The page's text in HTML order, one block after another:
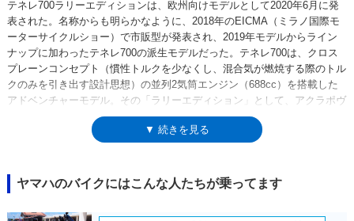
テネレ700ラリーエディションは、欧州向けモデルとして2020年6月に発
表された。名称からも明らかなように、2018年のEICMA（ミラノ国際モ
ーターサイクルショー）で市販型が発表され、2019年モデルからライン
ナップに加わったテネレ700の派生モデルだった。テネレ700は、クロス
プレーンコンセプト（慣性トルクを少なくし、混合気が燃焼する際のトル
クのみを引き出す設計思想）の並列2気筒エンジン（688cc）を搭載した
アドベンチャーモデル。その「ラリーエディション」として、アクラポヴ
ィッチ製のスリップオンサイレンサーが標準装備され、ライディングポジ
ションの自由度が高いラリーシート、4ミリ厚でヘビーデューティーな造
ストロボパターンのカラーリングは、「テネレ」の名が初めて使われた
XT600テネレ（1983年-）に用いられたものがモチーフだった。2023年モ
デルでマイナーチェンジを受け、ABSは前後ともON、前後ともOFF、前
▼ 続きを見る
ヤマハのバイクにはこんな人たちが乗ってます